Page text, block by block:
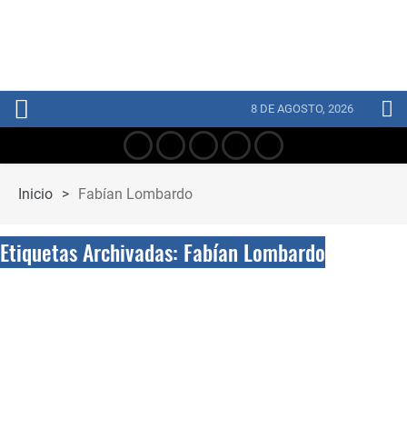
8 DE AGOSTO, 2026
Inicio > Fabían Lombardo
Etiquetas Archivadas: Fabían Lombardo